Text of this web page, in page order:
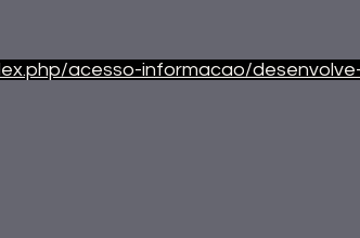
acesso-informacao/